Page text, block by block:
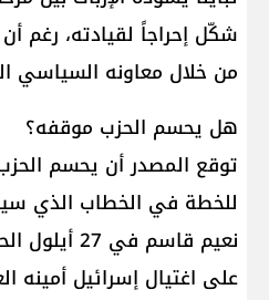
شكّل إحراجاً لقيادته، رغم
من خلال معاونه السياسي
هل يحسم الحزب موقفه؟
توقع المصدر أن يحسم
للخطة في الخطاب الذي
نعيم قاسم
على اغتيال إسرائيل أمينه